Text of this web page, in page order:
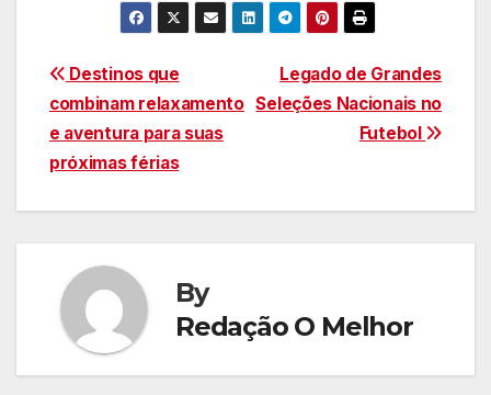
Navegação
de
Post
Legado de Grandes
Seleções Nacionais no
Futebol
Destinos que
combinam relaxamento
e aventura para suas
próximas férias
By
Redação O Melhor